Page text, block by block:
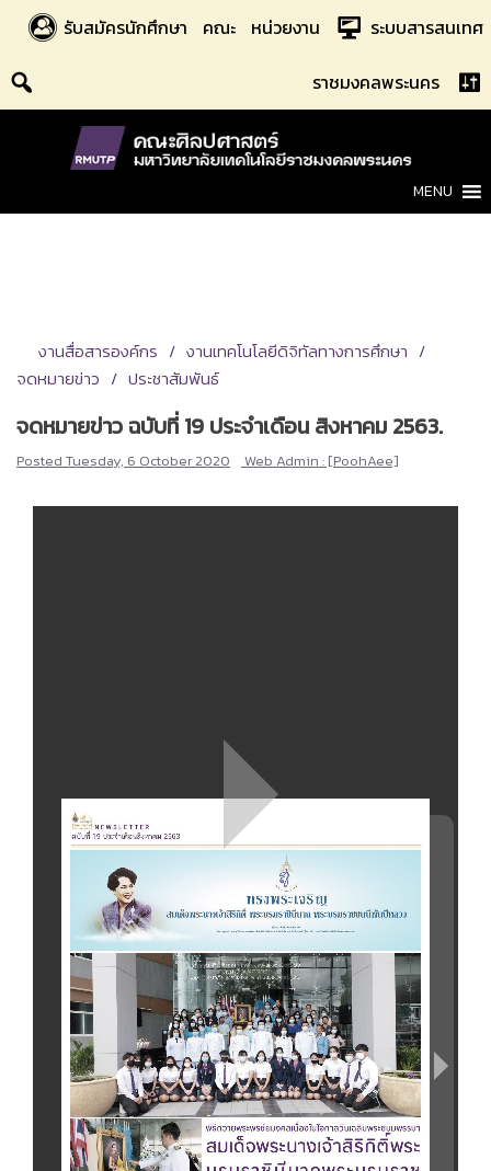
content
รับสมัครนักศึกษา คณะ หน่วยงาน ระบบสารสนเทศ
ราชมงคลพระนคร
MENU
งานสื่อสารองค์กร
งานเทคโนโลยีดิจิทัลทางการศึกษา
จดหมายข่าว
ประชาสัมพันธ์
จดหมายข่าว ฉบับที่ 19 ประจำเดือน สิงหาคม 2563.
Posted Tuesday, 6 October 2020 Web Admin : [PoohAee]